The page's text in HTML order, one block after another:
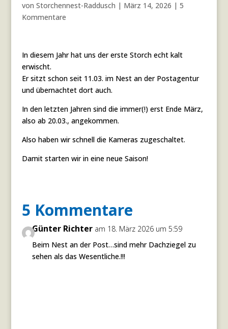
von Storchennest-Raddusch | März 14, 2026 | 5
Kommentare
In diesem Jahr hat uns der erste Storch echt kalt
erwischt.
Er sitzt schon seit 11.03. im Nest an der Postagentur
und übernachtet dort auch.
In den letzten Jahren sind die immer(!) erst Ende März,
also ab 20.03., angekommen.
Also haben wir schnell die Kameras zugeschaltet.
Damit starten wir in eine neue Saison!
5 Kommentare
Günter Richter am 18. März 2026 um 5:59
Beim Nest an der Post…sind mehr Dachziegel zu
sehen als das Wesentliche.!!!